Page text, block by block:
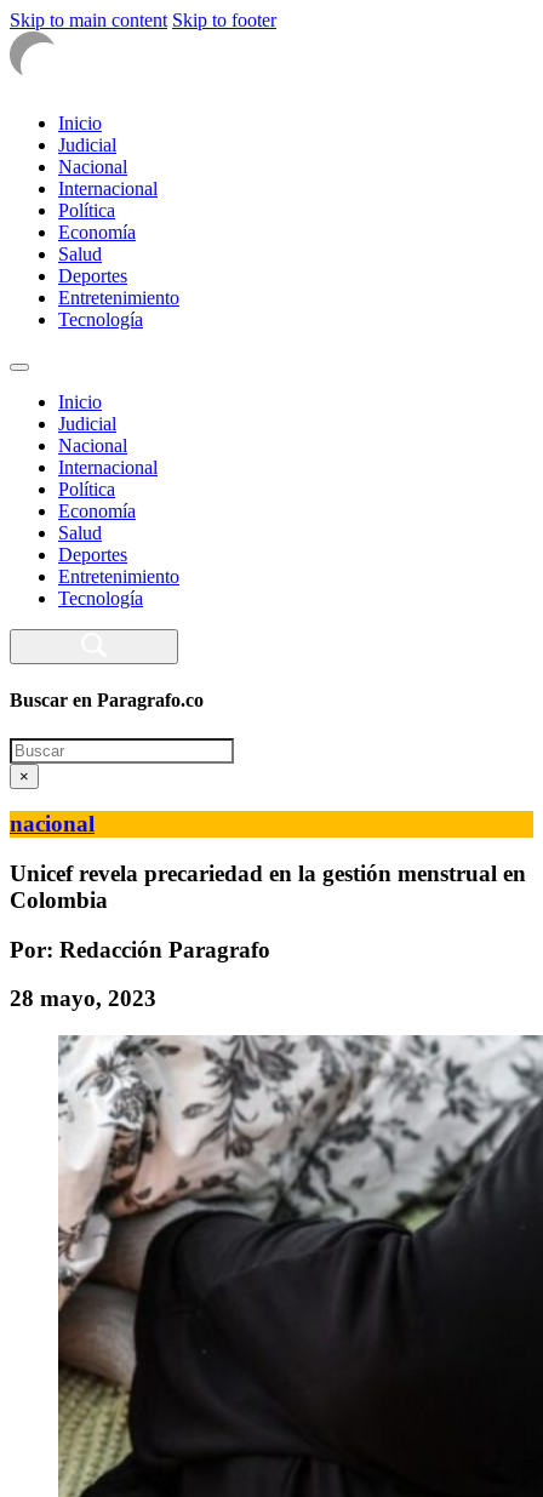
Skip to main content Skip to footer
Inicio
Judicial
Nacional
Internacional
Política
Economía
Salud
Deportes
Entretenimiento
Tecnología
Inicio
Judicial
Nacional
Internacional
Política
Economía
Salud
Deportes
Entretenimiento
Tecnología
Buscar en Paragrafo.co
Search
×
nacional
Unicef revela precariedad en la gestión menstrual en
Colombia
Por: Redacción Paragrafo
28 mayo, 2023